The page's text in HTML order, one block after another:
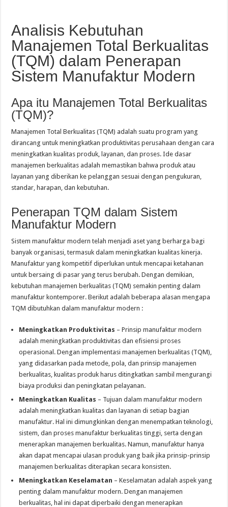
Analisis Kebutuhan
Manajemen Total Berkualitas
(TQM) dalam Penerapan
Sistem Manufaktur Modern
Apa itu Manajemen Total Berkualitas
(TQM)?
Manajemen Total Berkualitas (TQM) adalah suatu program yang
dirancang untuk meningkatkan produktivitas perusahaan dengan cara
meningkatkan kualitas produk, layanan, dan proses. Ide dasar
manajemen berkualitas adalah memastikan bahwa produk atau
layanan yang diberikan ke pelanggan sesuai dengan pengukuran,
standar, harapan, dan kebutuhan.
Penerapan TQM dalam Sistem
Manufaktur Modern
Sistem manufaktur modern telah menjadi aset yang berharga bagi
banyak organisasi, termasuk dalam meningkatkan kualitas kinerja.
Manufaktur yang kompetitif diperlukan untuk mencapai ketahanan
untuk bersaing di pasar yang terus berubah. Dengan demikian,
kebutuhan manajemen berkualitas (TQM) semakin penting dalam
manufaktur kontemporer. Berikut adalah beberapa alasan mengapa
TQM dibutuhkan dalam manufaktur modern :
Meningkatkan Produktivitas – Prinsip manufaktur modern
adalah meningkatkan produktivitas dan efisiensi proses
operasional. Dengan implementasi manajemen berkualitas (TQM),
yang didasarkan pada metode, pola, dan prinsip manajemen
berkualitas, kualitas produk harus ditingkatkan sambil mengurangi
biaya produksi dan peningkatan pelayanan.
Meningkatkan Kualitas – Tujuan dalam manufaktur modern
adalah meningkatkan kualitas dan layanan di setiap bagian
manufaktur. Hal ini dimungkinkan dengan menempatkan teknologi,
sistem, dan proses manufaktur berkualitas tinggi, serta dengan
menerapkan manajemen berkualitas. Namun, manufaktur hanya
akan dapat mencapai ulasan produk yang baik jika prinsip-prinsip
manajemen berkualitas diterapkan secara konsisten.
Meningkatkan Keselamatan – Keselamatan adalah aspek yang
penting dalam manufaktur modern. Dengan manajemen
berkualitas, hal ini dapat diperbaiki dengan menerapkan